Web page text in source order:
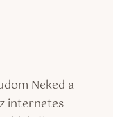
Neked a
internetes